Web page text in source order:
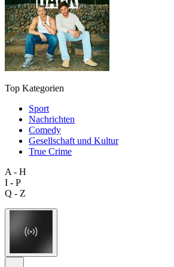
Top Kategorien
Sport
Nachrichten
Comedy
Gesellschaft und Kultur
True Crime
A - H
I - P
Q - Z